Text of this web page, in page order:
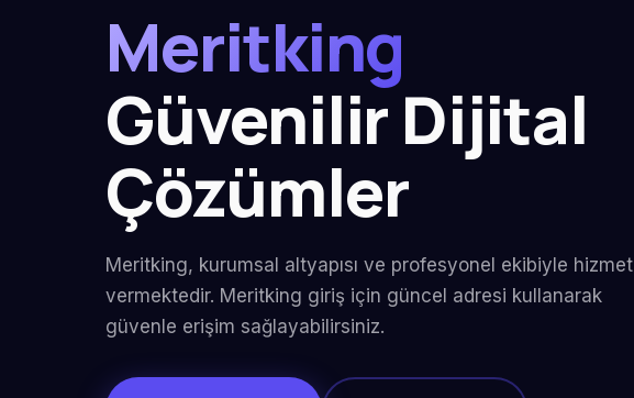
Meritking
Güvenilir Dijital
Çözümler
Meritking, kurumsal altyapısı ve profesyonel ekibiyle hizmet
vermektedir. Meritking giriş için güncel adresi kullanarak
güvenle erişim sağlayabilirsiniz.